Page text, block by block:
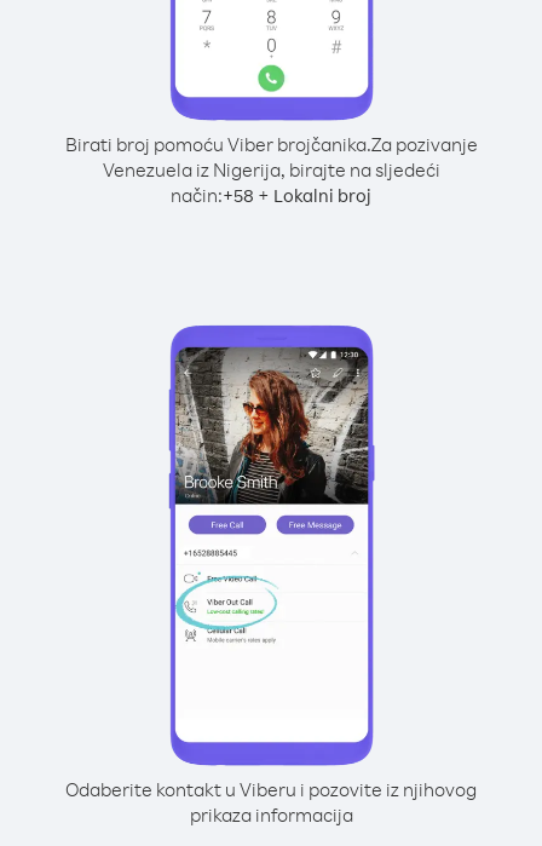
Birati broj pomoću Viber brojčanika.Za pozivanje
Venezuela iz Nigerija, birajte na sljedeći
način:+58 + Lokalni broj
Odaberite kontakt u Viberu i pozovite iz njihovog
prikaza informacija